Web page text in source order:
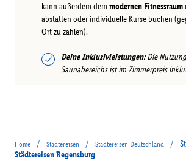
kann außerdem dem modernen Fitnessraum
abstatten oder individuelle Kurse buchen
Ort zu zahlen).
Deine Inklusivleistungen:Die
Saunabereichs ist im Zimmerpreis
Home / Städtereisen / Städtereisen Deutschland /
Städtereisen Regensburg